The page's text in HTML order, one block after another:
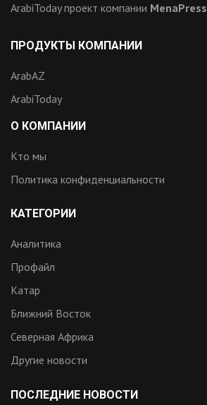
ArabiToday проект компании MenaPress
ПРОДУКТЫ КОМПАНИИ
ArabAZ
ArabiToday
О КОМПАНИИ
Кто мы
Политика конфиденциальности
КАТЕГОРИИ
Аналитика
Профайл
Катар
Ближний Восток
Северная Африка
Другие новости
ПОСЛЕДНИЕ НОВОСТИ